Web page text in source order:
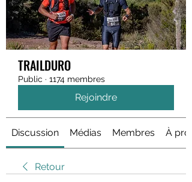
TRAILDURO
Public · 1174 membres
Rejoindre
Discussion Médias Membres À
Retour